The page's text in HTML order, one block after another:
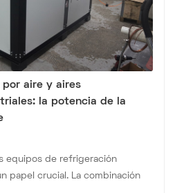
por aire y aires
la potencia de la
equipos de refrigeración
papel crucial. La combinación